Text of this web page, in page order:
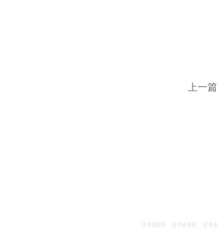
上一篇